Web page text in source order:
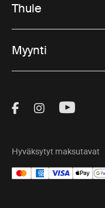
Thule
Myynti
Visit Thule on
Visit Thule
Visit
Hyväksytyt maksutavat